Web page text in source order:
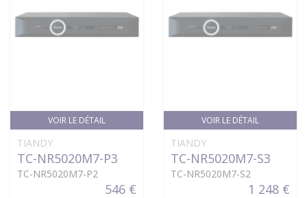
VOIR LE DÉTAIL
TIANDY
TC-NR5020M7-P3
TC-NR5020M7-P2
546 €
VOIR LE DÉTAIL
TIANDY
TC-NR5020M7-S3
TC-NR5020M7-S2
1 248 €